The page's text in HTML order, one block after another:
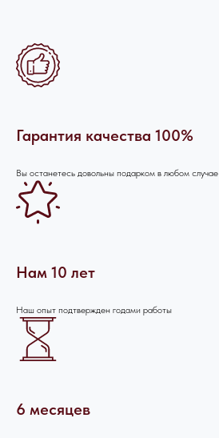
Гарантия качества 100%
Вы останетесь довольны подарком в любом случае
Нам 10 лет
Наш опыт подтвержден годами работы
6 месяцев